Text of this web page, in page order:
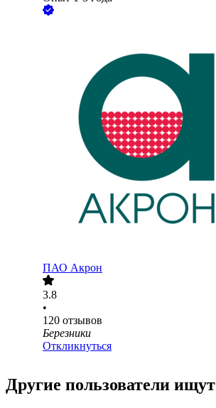
ПАО Акрон
3.8
•
120 отзывов
Березники
Откликнуться
Другие пользователи ищут